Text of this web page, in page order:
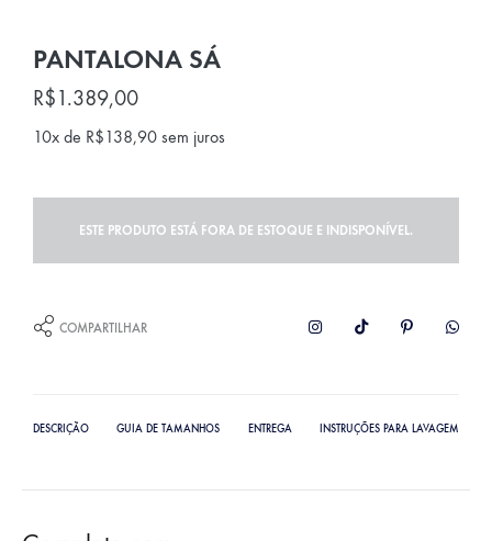
PANTALONA SÁ
R$1.389,00
10x de R$138,90 sem juros
ESTE PRODUTO ESTÁ FORA DE ESTOQUE E INDISPONÍVEL.
COMPARTILHAR
DESCRIÇÃO GUIA DE TAMANHOS ENTREGA INSTRUÇÕES PARA LAVAGEM